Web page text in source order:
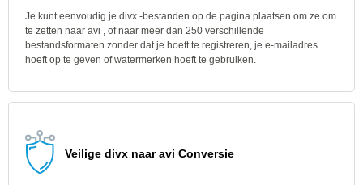
Je kunt eenvoudig je divx -bestanden op de pagina plaatsen om ze om
te zetten naar avi , of naar meer dan 250 verschillende
bestandsformaten zonder dat je hoeft te registreren, je e-mailadres
hoeft op te geven of watermerken hoeft te gebruiken.
Veilige divx naar avi Conversie